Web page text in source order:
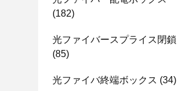
(182)
光ファイバースプライス閉鎖
(85)
光ファイバ終端ボックス (34)